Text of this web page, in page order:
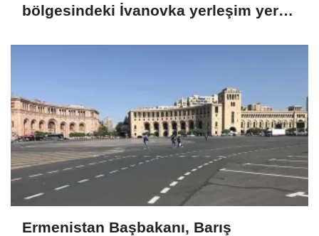
bölgesindeki İvanovka yerleşim yeri
Ermenistan Başbakanı, Barış